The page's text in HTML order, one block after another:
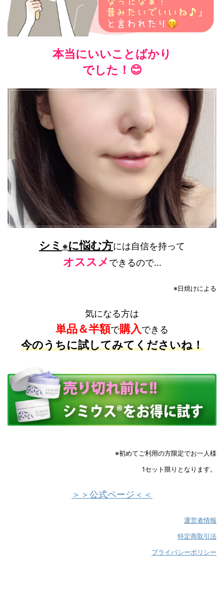
本当にいいことばかり
でした！😊
シミ ※に悩む方には自信を持って
オススメ できるので...
※日焼けによる
気になる方は
単品＆半額で購入できる
今のうちに試してみてくださいね！
※初めてご利用の方限定でお一人様
1セット限りとなります。
＞＞公式ページ＜＜
運営者情報
特定商取引法
プライバシーポリシー